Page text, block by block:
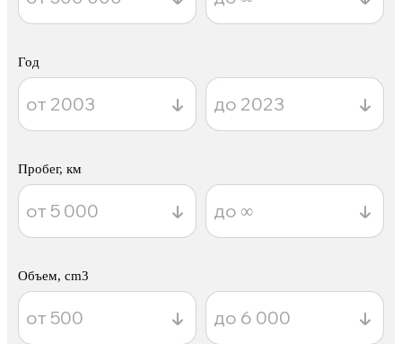
Год
Пробег, км
Объем, cm3